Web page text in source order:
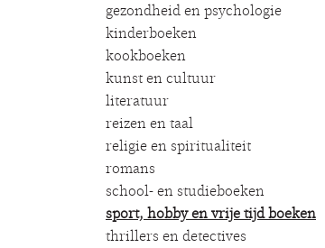
gezondheid en psychologie
kinderboeken
kookboeken
kunst en cultuur
literatuur
reizen en taal
religie en spiritualiteit
romans
school- en studieboeken
sport, hobby en vrije tijd boeken
thrillers en detectives